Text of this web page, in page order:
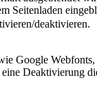
Seitenladen
deaktivieren.
Google
Deaktivierung